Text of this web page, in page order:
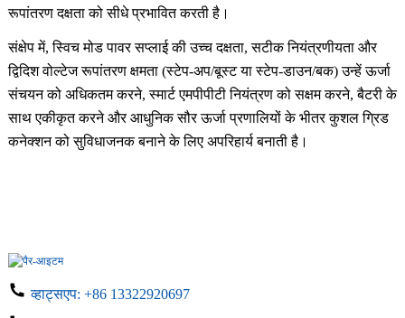
रूपांतरण दक्षता को सीधे प्रभावित करती है।
संक्षेप में, स्विच मोड पावर सप्लाई की उच्च दक्षता, सटीक नियंत्रणीयता और
द्विदिश वोल्टेज रूपांतरण क्षमता (स्टेप-अप/बूस्ट या स्टेप-डाउन/बक) उन्हें ऊर्जा
संचयन को अधिकतम करने, स्मार्ट एमपीपीटी नियंत्रण को सक्षम करने, बैटरी के
साथ एकीकृत करने और आधुनिक सौर ऊर्जा प्रणालियों के भीतर कुशल ग्रिड
कनेक्शन को सुविधाजनक बनाने के लिए अपरिहार्य बनाती है।
व्हाट्सएप: +86 13322920697